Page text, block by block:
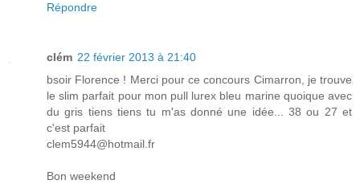
Répondre
clém 22 février 2013 à 21:40
bsoir Florence ! Merci pour ce concours Cimarron, je trouve
le slim parfait pour mon pull lurex bleu marine quoique avec
du gris tiens tiens tu m'as donné une idée... 38 ou 27 et
c'est parfait
clem5944@hotmail.fr
Bon weekend